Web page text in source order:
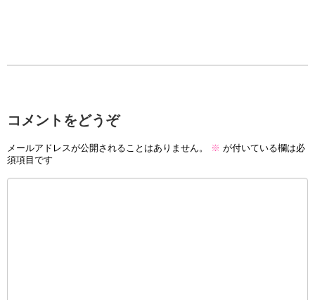
コメントをどうぞ
メールアドレスが公開されることはありません。 ※ が付いている欄は必
須項目です